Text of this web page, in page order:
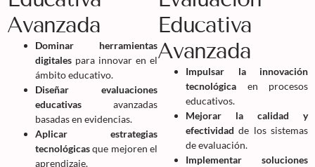
Avanzada
Dominar herramientas
digitales para innovar en el
ámbito educativo.
Diseñar evaluaciones
educativas avanzadas
basadas en evidencias.
Aplicar estrategias
tecnológicasque mejoren el
aprendizaje.
Educativa
Avanzada
Impulsar la innovación
tecnológica en procesos
educativos.
Mejorar la calidad y
efectividad de los sistemas
de evaluación.
Implementar soluciones